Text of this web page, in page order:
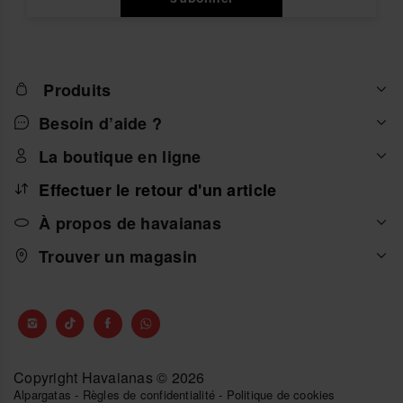
Produits
Besoin d’aide ?
La boutique en ligne
Effectuer le retour d'un article
À propos de havaianas
Trouver un magasin
Copyright Havaianas © 2026
Alpargatas - Règles de confidentialité- Politique de cookies